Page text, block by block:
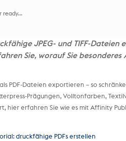
ready...
JPEG- und TIFF-Dateien
Sie, worauf Sie besonderes
PDF-Dateien exportieren – so
Prägungen, Volltonfarben,
hier erfahren Sie wie es mit Affinity
druckfähige PDFs erstellen